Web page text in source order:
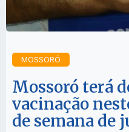
MOSSORÓ
Mossoró terá
vacinação
de semana de